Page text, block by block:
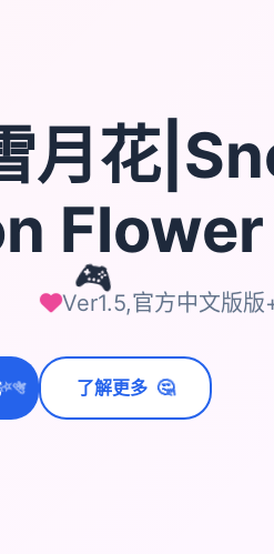
🎮
月花
Ver1.5,官方中文版版
💫 了解更多 🤔